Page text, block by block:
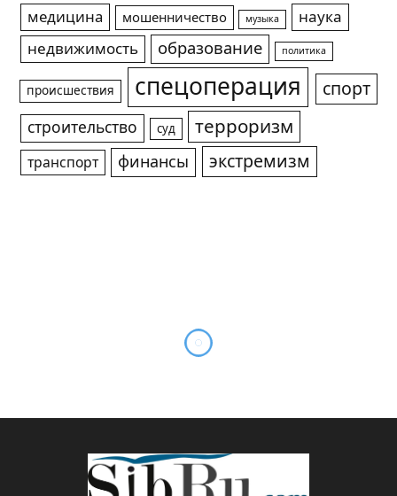
медицина
мошенничество музыка
наука
недвижимость
образование политика
происшествия спецоперация спорт
строительство суд терроризм
транспорт финансы экстремизм
делает ставку на
Новосибирск
Михаил ШТЕРН 10.07.2021 Updated: